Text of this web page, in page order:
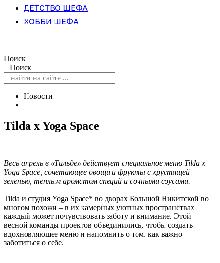
ДЕТСТВО ШЕФА
ХОББИ ШЕФА
Поиск
Поиск
Новости
Tilda x Yoga Space
Весь апрель в «Тильде» действует специальное меню Tilda x
Yoga Space, сочетающее овощи и фрукты с хрустящей
зеленью, теплым ароматом специй и сочными соусами.
Tilda и студия Yoga Space* во дворах Большой Никитской во
многом похожи – в их камерных уютных пространствах
каждый может почувствовать заботу и внимание. Этой
весной команды проектов объединились, чтобы создать
вдохновляющее меню и напомнить о том, как важно
заботиться о себе.